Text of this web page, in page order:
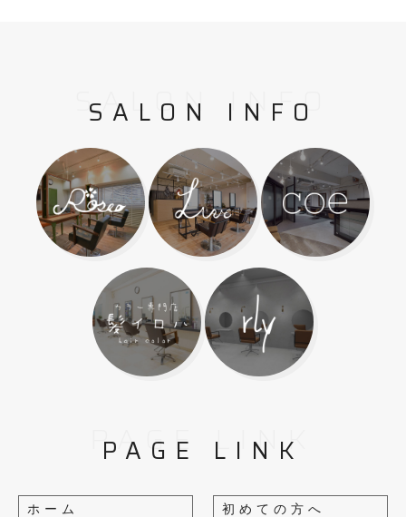
SALON INFO
SALON INFO
PAGE LINK
PAGE LINK
ホーム 初めての方へ